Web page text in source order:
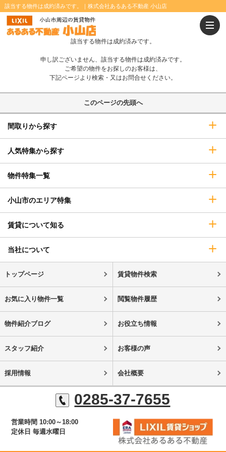
温水洗浄便座 浴室乾燥機
追焚きバス
カウンターキッチン
オートロック
TVインターホン
二人入居可 ウォークインクローゼット
該当する物件は成約済みです。｜株式会社あるある不動産 小山店
該当する物件は成約済みです。
申し訳ございません、該当する物件は成約済みです。
ご希望の物件をお探しのお客様は、
下記ページより検索・又はお問合せください。
このページの先頭へ
間取りから探す
人気特集から探す
物件特集一覧
小山市のエリア特集
賃貸について知る
当社について
トップページ 賃貸物件検索
お気に入り物件一覧 閲覧物件履歴
物件紹介ブログ お役立ち情報
スタッフ紹介 お客様の声
採用情報 会社概要
0285-37-7655
営業時間 10:00～18:00
定休日 毎週水曜日